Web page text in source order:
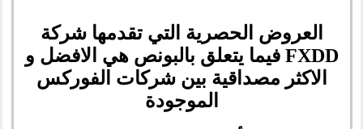
العروض الحصرية التي تقدمها شركة
FXDD فيما يتعلق بالبونص هي الافضل و
الاكثر مصداقية بين شركات الفوركس
الموجودة